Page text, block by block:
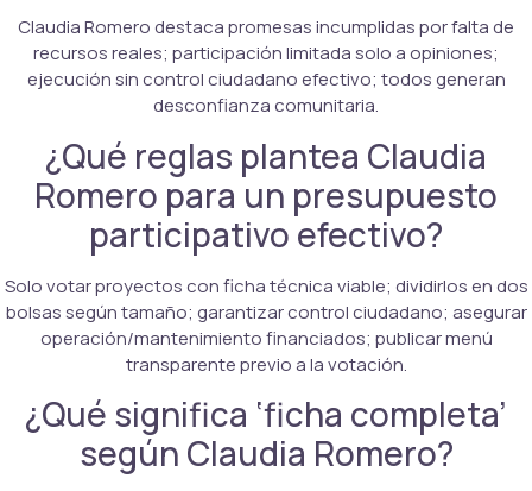
Claudia Romero destaca promesas incumplidas por falta de
recursos reales; participación limitada solo a opiniones;
ejecución sin control ciudadano efectivo; todos generan
desconfianza comunitaria.
¿Qué reglas plantea Claudia
Romero para un presupuesto
participativo efectivo?
Solo votar proyectos con ficha técnica viable; dividirlos en dos
bolsas según tamaño; garantizar control ciudadano; asegurar
operación/mantenimiento financiados; publicar menú
transparente previo a la votación.
¿Qué significa ‘ficha completa’
según Claudia Romero?